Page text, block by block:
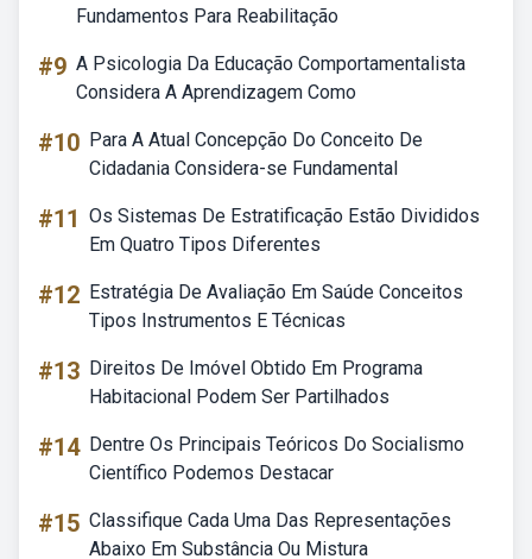
Fundamentos Para Reabilitação
#9 A Psicologia Da Educação Comportamentalista
Considera A Aprendizagem Como
#10 Para A Atual Concepção Do Conceito De
Cidadania Considera-se Fundamental
#11 Os Sistemas De Estratificação Estão Divididos
Em Quatro Tipos Diferentes
#12 Estratégia De Avaliação Em Saúde Conceitos
Tipos Instrumentos E Técnicas
#13 Direitos De Imóvel Obtido Em Programa
Habitacional Podem Ser Partilhados
#14 Dentre Os Principais Teóricos Do Socialismo
Científico Podemos Destacar
#15 Classifique Cada Uma Das Representações
Abaixo Em Substância Ou Mistura